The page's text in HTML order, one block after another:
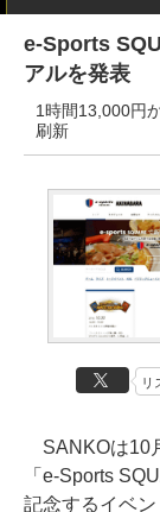
e-Sports
アルを発表
1時間13,000円
刷新
リ
SANKOは10
「e-Sports
記念するイベ